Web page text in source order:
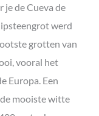
je de Cueva de
werd
grotten van
vooral het
Europa. Een
mooiste witte